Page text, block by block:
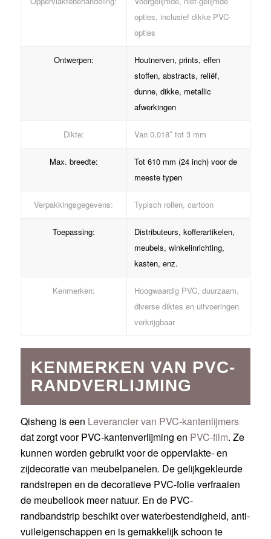
opties, inclusief dikke PVC-
opties
Ontwerpen:
Houtnerven, prints, effen
stoffen, abstracts, reliëf,
dunne, dikke, metallic
afwerkingen
Dikte: Van 0,018″ tot 3 mm
Max. breedte:
Tot 610 mm (24 inch) voor de
meeste typen
Verpakkingsgegevens: Typisch rollen, cartoon
Toepassing:
Distributeurs, kofferartikelen,
meubels, winkelinrichting,
kasten, enz.
Kenmerken:
Hoogwaardig PVC, duurzaam,
diverse diktes en uitvoeringen
verkrijgbaar
KENMERKEN VAN PVC-
RANDVERLIJMING
Qisheng is een Leverancier van PVC-kantenlijmers
dat zorgt voor PVC-kantenverlijming en PVC-film. Ze
kunnen worden gebruikt voor de oppervlakte- en
zijdecoratie van meubelpanelen. De gelijkgekleurde
randstrepen en de decoratieve PVC-folie verfraaien
de meubellook meer natuur. En de PVC-
randbandstrip beschikt over waterbestendigheid, anti-
vuileigenschappen en is gemakkelijk schoon te